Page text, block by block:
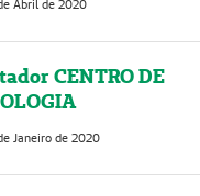
Abril de 2020
CENTRO DE
Janeiro de 2020